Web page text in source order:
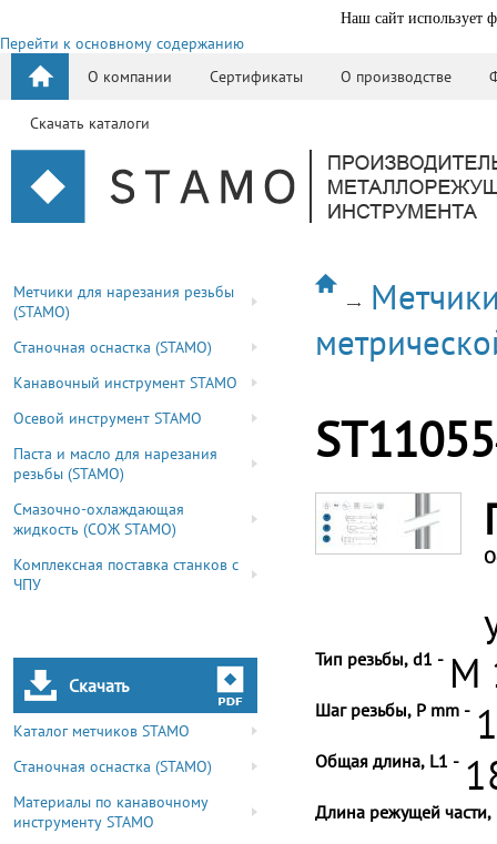
Наш сайт использует
Перейти к основному содержанию
О компании
Сертификаты О производстве
Скачать каталоги
Метчики для нарезания резьбы
(STAMO)
Станочная оснастка (STAMO)
Канавочный инструмент STAMO
Осевой инструмент STAMO
Паста и масло для нарезания
резьбы (STAMO)
Смазочно-охлаждающая
жидкость (СОЖ STAMO)
Комплексная поставка станков с
ЧПУ
Скачать
Каталог метчиков STAMO
Станочная оснастка (STAMO)
Материалы по канавочному
инструменту STAMO
Тип резьбы, d1 - M
Шаг резьбы, P mm -
Общая длина, L1 -
Длина режущей части,